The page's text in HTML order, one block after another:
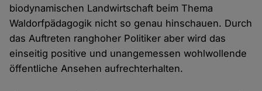
biodynamischen Landwirtschaft beim Thema
Waldorfpädagogik nicht so genau hinschauen. Durch
das Auftreten ranghoher Politiker aber wird das
einseitig positive und unangemessen wohlwollende
öffentliche Ansehen aufrechterhalten.